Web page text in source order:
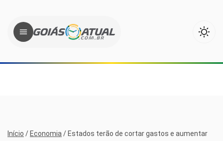
Início / Economia / Estados terão de cortar gastos e aumentar